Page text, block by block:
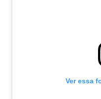
Ver essa